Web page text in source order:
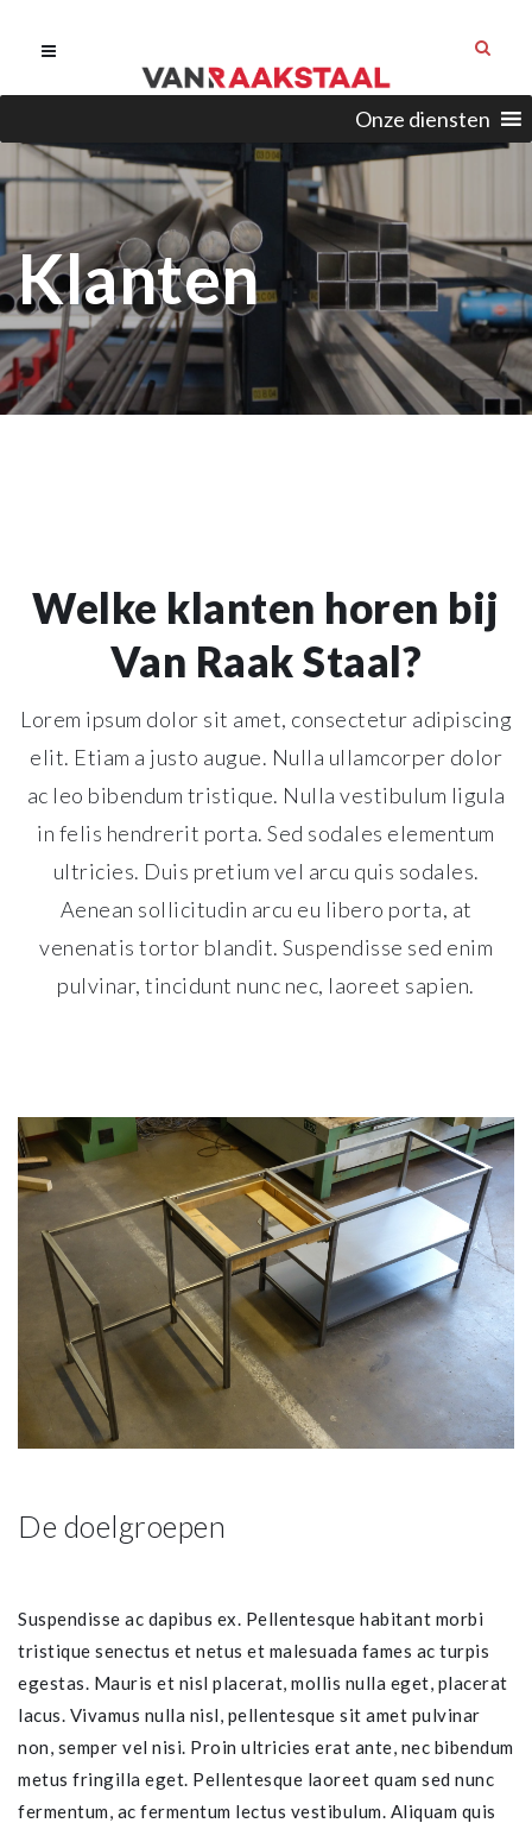
Onze diensten
Klanten
Welke klanten horen bij
Van Raak Staal?
Lorem ipsum dolor sit amet, consectetur adipiscing
elit. Etiam a justo augue. Nulla ullamcorper dolor
ac leo bibendum tristique. Nulla vestibulum ligula
in felis hendrerit porta. Sed sodales elementum
ultricies. Duis pretium vel arcu quis sodales.
Aenean sollicitudin arcu eu libero porta, at
venenatis tortor blandit. Suspendisse sed enim
pulvinar, tincidunt nunc nec, laoreet sapien.
De doelgroepen
Suspendisse ac dapibus ex. Pellentesque habitant morbi
tristique senectus et netus et malesuada fames ac turpis
egestas. Mauris et nisl placerat, mollis nulla eget, placerat
lacus. Vivamus nulla nisl, pellentesque sit amet pulvinar
non, semper vel nisi. Proin ultricies erat ante, nec bibendum
metus fringilla eget. Pellentesque laoreet quam sed nunc
fermentum, ac fermentum lectus vestibulum. Aliquam quis